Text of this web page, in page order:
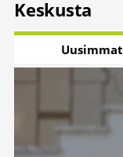
Keskusta
Uusimmat